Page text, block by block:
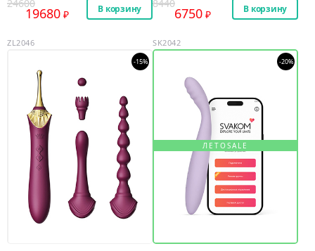
24600
19680 В корзину 8440
6750 В корзину
ZL2046
-15%
ЛЕТОSALE
SK2042
-20%